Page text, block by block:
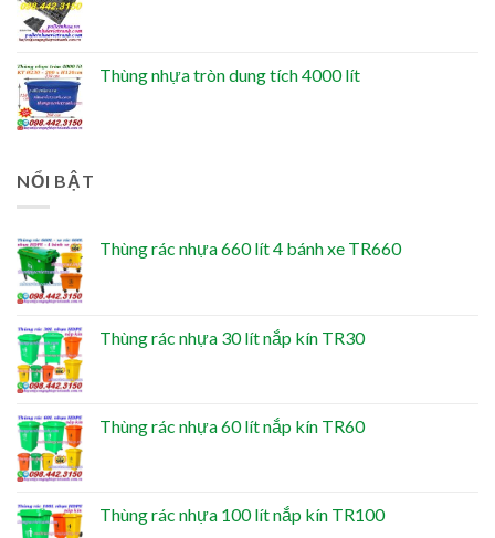
Thùng nhựa tròn dung tích 4000 lít
NỔI BẬT
Thùng rác nhựa 660 lít 4 bánh xe TR660
Thùng rác nhựa 30 lít nắp kín TR30
Thùng rác nhựa 60 lít nắp kín TR60
Thùng rác nhựa 100 lít nắp kín TR100